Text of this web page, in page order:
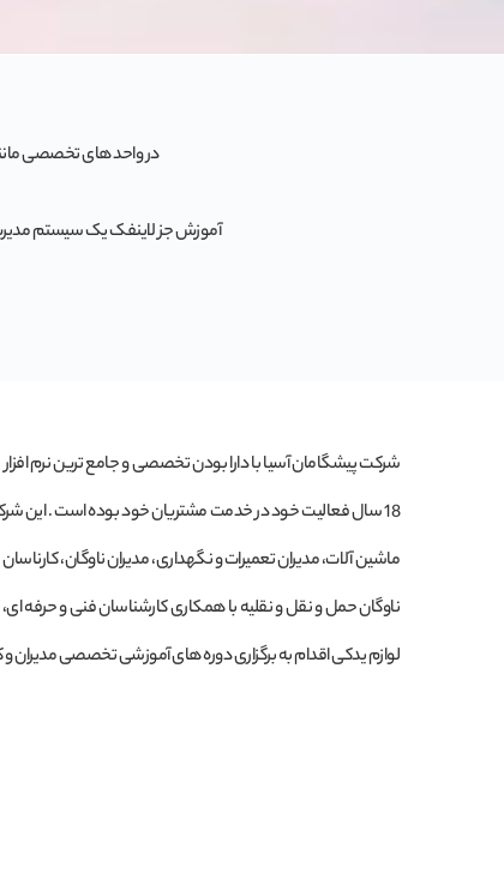
در واحد های تخصصی
آموزش جز لاینفک یک سیستم
شرکت پیشگامان آسیا با دارا بودن تخصصی و جامع ترین نرم
18 سال فعالیت خود در خدمت مشتریان خود بوده است . این
ماشین آلات، مدیران تعمیرات و نگهداری، مدیران ناوگان،
ناوگان حمل و نقل و نقلیه با همکاری کارشناسان فنی و حرفه
لوازم یدکی اقدام به برگزاری دوره های آموزشی تخصصی مدیران و